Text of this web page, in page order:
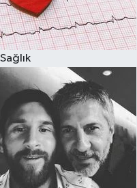
Sağlık
Spor
Çocuk
Eğitim
Hava Durumu